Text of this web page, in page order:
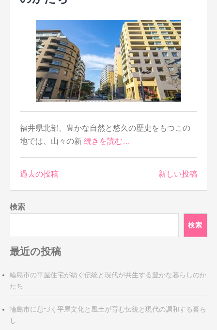
福井県北部、豊かな自然と悠久の歴史をもつこの
地では、山々の新 続きを読む…
投
ビ
シ
ョ
ン
過去の投稿 新しい投稿
検索
検索
最近の投稿
輪島市の平屋住宅が紡ぐ伝統と現代が共生する豊かな暮らしのか
たち
輪島市に息づく平屋文化と風土が育む伝統と現代の調和する暮ら
し